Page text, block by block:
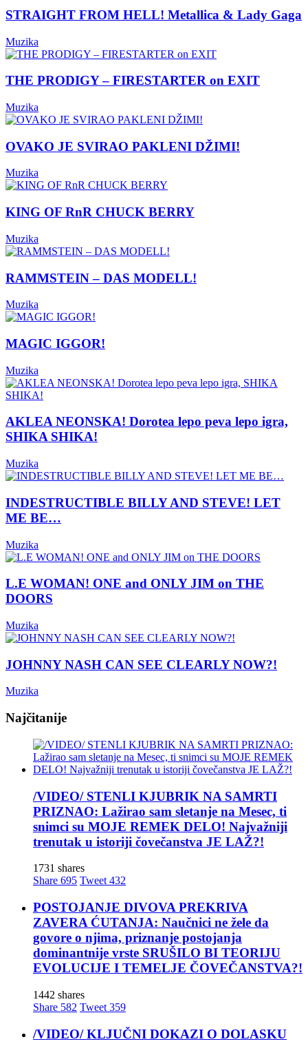
STRAIGHT FROM HELL! Metallica & Lady Gaga
Muzika
THE PRODIGY – FIRESTARTER on EXIT
Muzika
OVAKO JE SVIRAO PAKLENI DŽIMI!
Muzika
KING OF RnR CHUCK BERRY
Muzika
RAMMSTEIN – DAS MODELL!
Muzika
MAGIC IGGOR!
Muzika
AKLEA NEONSKA! Dorotea lepo peva lepo igra,
SHIKA SHIKA!
Muzika
INDESTRUCTIBLE BILLY AND STEVE! LET
ME BE…
Muzika
L.E WOMAN! ONE and ONLY JIM on THE
DOORS
Muzika
JOHNNY NASH CAN SEE CLEARLY NOW?!
Muzika
Najčitanije
/VIDEO/ STENLI KJUBRIK NA SAMRTI
PRIZNAO: Lažirao sam sletanje na Mesec, ti
snimci su MOJE REMEK DELO! Najvažniji
trenutak u istoriji čovečanstva JE LAŽ?!
1731 shares
Share 695 Tweet 432
POSTOJANJE DIVOVA PREKRIVA
ZAVERA ĆUTANJA: Naučnici ne žele da
govore o njima, priznanje postojanja
dominantnije vrste SRUŠILO BI TEORIJU
EVOLUCIJE I TEMELJE ČOVEČANSTVA?!
1442 shares
Share 582 Tweet 359
/VIDEO/ KLJUČNI DOKAZI O DOLASKU